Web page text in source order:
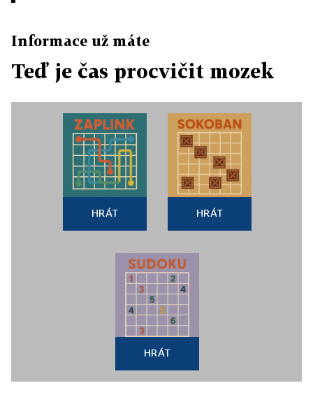
Informace už máte
Teď je čas procvičit mozek
HRÁT HRÁT
HRÁT